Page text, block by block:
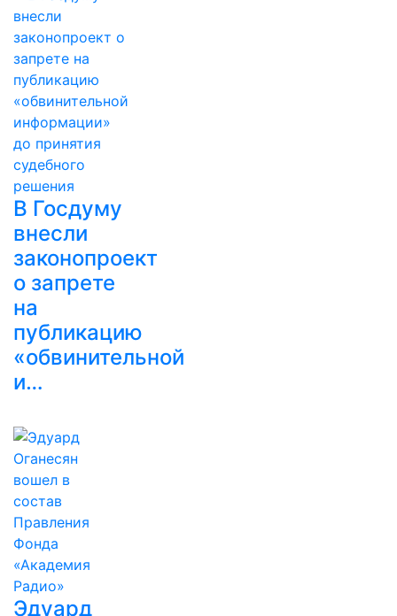
В Госдуму
внесли
законопроект
о запрете
на
публикацию
«обвинительной
и…
Эдуард